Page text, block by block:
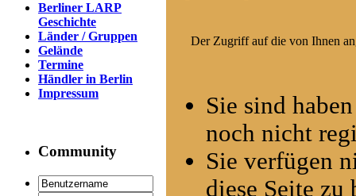
Berliner LARP
Geschichte
Länder / Gruppen
Gelände
Termine
Händler in Berlin
Impressum
Community
Der Zugriff auf die von Ihnen
Sie sind
noch nicht
Sie verfügen
diese Seite zu